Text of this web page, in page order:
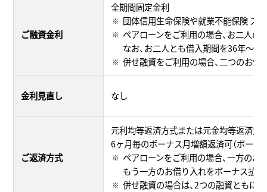
ご融資金利
全期間固定金利
団体信用生命保険や就業不能保険 ス
ペアローンをご利用の場合、お二人
なお、お二人とも借入期間を36年～
併せ融資をご利用の場合、二つのお
金利見直し なし
ご返済方式
元利均等返済方式または元金均等返済方
6ヶ月毎のボーナス月増額返済可（ボーナ
ペアローンをご利用の場合、一方のお
もう一方のお借り入れをボーナス払
併せ融資の場合は、2つの融資ともに